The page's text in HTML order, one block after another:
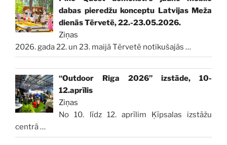
dabas pieredžu konceptu Latvijas Meža
dienās Tērvetē, 22.-23.05.2026.
Ziņas
2026. gada 22. un 23. maijā Tērvetē notikušajās …
“Outdoor Riga 2026” izstāde, 10-
12.aprīlis
Ziņas
No 10. līdz 12. aprīlim Ķīpsalas izstāžu
centrā…